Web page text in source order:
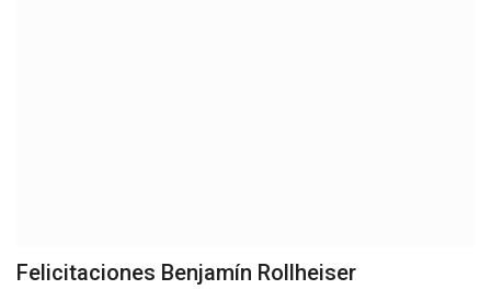
Felicitaciones Benjamín Rollheiser